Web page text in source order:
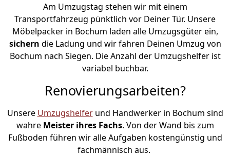
Am Umzugstag stehen wir mit einem
Transportfahrzeug pünktlich vor Deiner Tür. Unsere
Möbelpacker in Bochum laden alle Umzugsgüter ein,
sichern die Ladung und wir fahren Deinen Umzug von
Bochum nach Siegen. Die Anzahl der Umzugshelfer ist
variabel buchbar.
Renovierungsarbeiten?
Unsere Umzugshelferund Handwerker in Bochum sind
wahre Meister ihres Fachs. Von der Wand bis zum
Fußboden führen wir alle Aufgaben kostengünstig und
fachmännisch aus.